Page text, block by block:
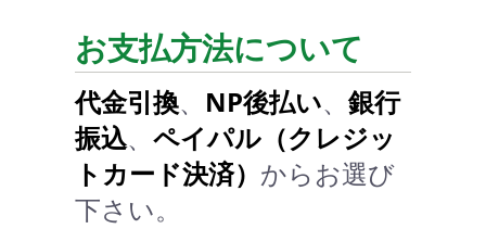
お支払方法について
代金引換、 NP後払い、 銀行
振込、 ペイパル（クレジッ
トカード決済） からお選び
下さい。